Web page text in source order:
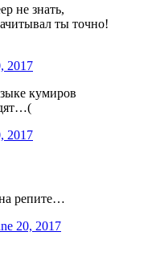
не знать,
ты точно!
2017
кумиров
2017
репите…
20, 2017